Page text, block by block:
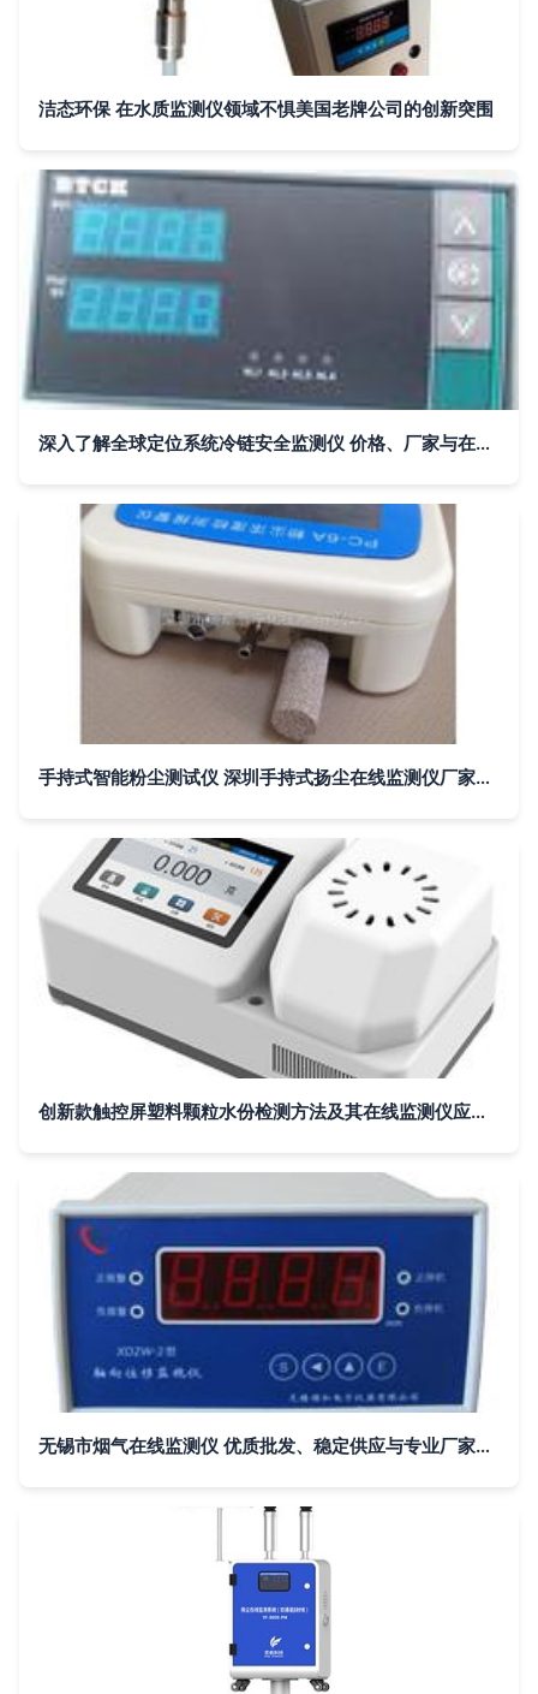
洁态环保 在水质监测仪领域不惧美国老牌公司的创新突围
深入了解全球定位系统冷链安全监测仪 价格、厂家与在线监测科技解析
手持式智能粉尘测试仪 深圳手持式扬尘在线监测仪厂家的创新应用
创新款触控屏塑料颗粒水份检测方法及其在线监测仪应用研究
无锡市烟气在线监测仪 优质批发、稳定供应与专业厂家的全方位指南